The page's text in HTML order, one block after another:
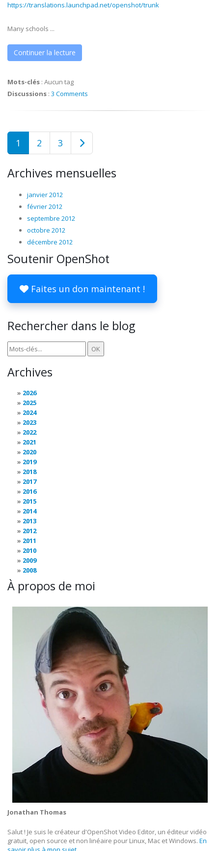
https://translations.launchpad.net/openshot/trunk
Many schools ...
Continuer la lecture
Mots-clés : Aucun tag
Discussions : 3 Comments
1 2 3
Archives mensuelles
janvier 2012
février 2012
septembre 2012
octobre 2012
décembre 2012
Soutenir OpenShot
Faites un don maintenant !
Rechercher dans le blog
Archives
2026
2025
2024
2023
2022
2021
2020
2019
2018
2017
2016
2015
2014
2013
2012
2011
2010
2009
2008
À propos de moi
Jonathan Thomas
Salut ! Je suis le créateur d'OpenShot Video Editor, un éditeur vidéo
gratuit, open source et non linéaire pour Linux, Mac et Windows. En